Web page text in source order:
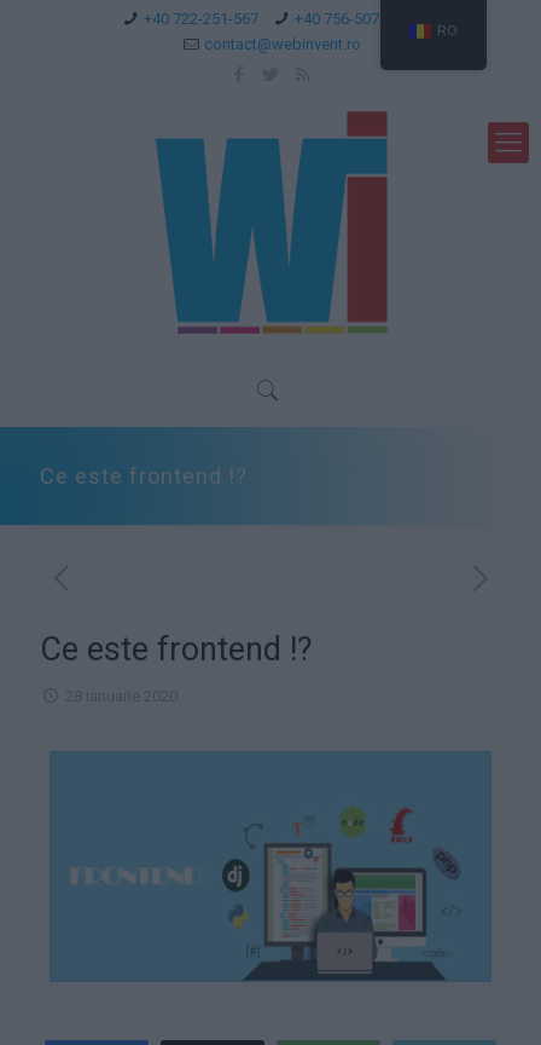
+40 722-251-567
+40 756-507-744
contact@webinvent.ro
Ce este frontend !?
Ce este frontend !?
RO